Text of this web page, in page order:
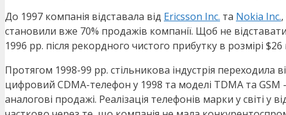
До 1997 компанія відставала від Ericsson Inc. та Nokia Inc.
становили вже 70% продажів компанії. Щоб не
1996 рр. після рекордного чистого прибутку в розмірі
Протягом 1998-99 рр. стільникова індустрія
цифровий CDMA-телефон у 1998 та моделі TDMA та
аналогові продажі. Реалізація телефонів марки у світі у